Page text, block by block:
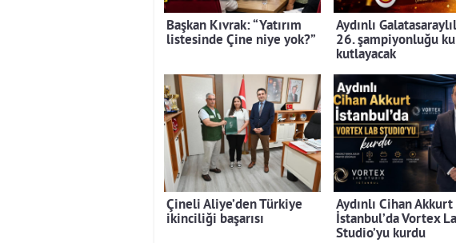
Başkan Kıvrak: “Yatırım
listesinde Çine niye yok?”
Aydınlı
26. şampiyonluğu
kutlayacak
Çineli Aliye’den Türkiye
ikinciliği başarısı
Aydınlı Cihan Akkurt
İstanbul’da Vortex
Studio’yu kurdu